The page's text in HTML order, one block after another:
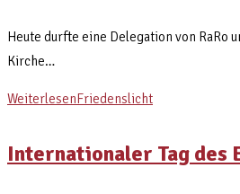
Heute durfte eine Delegation von
Kirche…
Weiterlesen Friedenslicht
Internationaler Tag des